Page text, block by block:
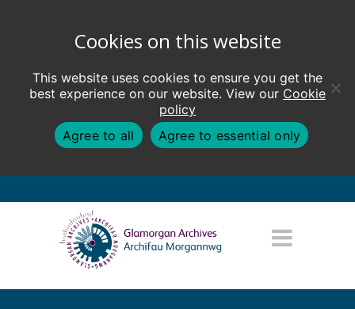
Cookies on this website
This website uses cookies to ensure you get the
best experience on our website. View our Cookie
policy
Agree to all
Agree to essential only